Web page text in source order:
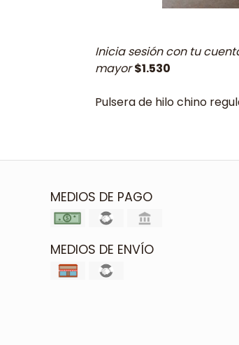
Inicia sesión con tu
mayor$1.530
Pulsera de hilo chino
MEDIOS DE PAGO
MEDIOS DE ENVÍO